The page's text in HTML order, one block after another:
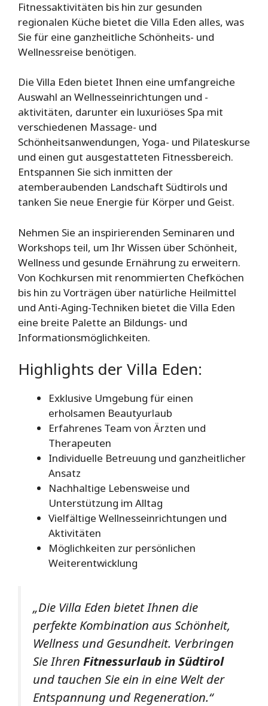
Fitnessaktivitäten bis hin zur gesunden
regionalen Küche bietet die Villa Eden alles, was
Sie für eine ganzheitliche Schönheits- und
Wellnessreise benötigen.
Die Villa Eden bietet Ihnen eine umfangreiche
Auswahl an Wellnesseinrichtungen und -
aktivitäten, darunter ein luxuriöses Spa mit
verschiedenen Massage- und
Schönheitsanwendungen, Yoga- und Pilateskurse
und einen gut ausgestatteten Fitnessbereich.
Entspannen Sie sich inmitten der
atemberaubenden Landschaft Südtirols und
tanken Sie neue Energie für Körper und Geist.
Nehmen Sie an inspirierenden Seminaren und
Workshops teil, um Ihr Wissen über Schönheit,
Wellness und gesunde Ernährung zu erweitern.
Von Kochkursen mit renommierten Chefköchen
bis hin zu Vorträgen über natürliche Heilmittel
und Anti-Aging-Techniken bietet die Villa Eden
eine breite Palette an Bildungs- und
Informationsmöglichkeiten.
Highlights der Villa Eden:
Exklusive Umgebung für einen
erholsamen Beautyurlaub
Erfahrenes Team von Ärzten und
Therapeuten
Individuelle Betreuung und ganzheitlicher
Ansatz
Nachhaltige Lebensweise und
Unterstützung im Alltag
Vielfältige Wellnesseinrichtungen und
Aktivitäten
Möglichkeiten zur persönlichen
Weiterentwicklung
„Die Villa Eden bietet Ihnen die
perfekte Kombination aus Schönheit,
Wellness und Gesundheit. Verbringen
Sie Ihren Fitnessurlaub in Südtirol
und tauchen Sie ein in eine Welt der
Entspannung und Regeneration.“